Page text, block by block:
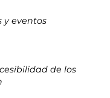
y eventos
de los